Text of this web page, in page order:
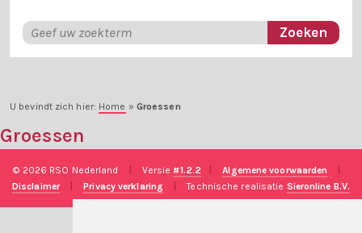
U bevindt zich hier: Home » Groessen
Groessen
© 2026 RSO Nederland Versie#1.2.2 Algemene voorwaarden
Disclaimer
Privacy verklaring Technische realisatie Sieronline B.V.